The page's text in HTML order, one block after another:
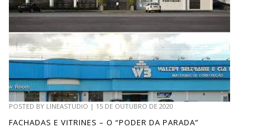
POSTED BY LINEASTUDIO | 15 DE OUTUBRO DE 2020
FACHADAS E VITRINES – O “PODER DA PARADA”